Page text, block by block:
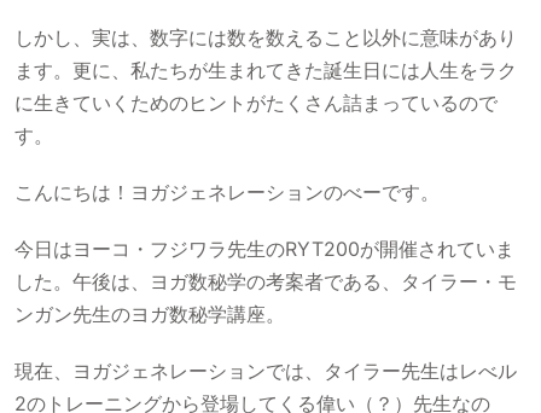
しかし、実は、数字には数を数えること以外に意味があり
ます。更に、私たちが生まれてきた誕生日には人生をラク
に生きていくためのヒントがたくさん詰まっているので
す。
こんにちは！ヨガジェネレーションのべーです。
今日はヨーコ・フジワラ先生のRYT200が開催されていま
した。午後は、ヨガ数秘学の考案者である、タイラー・モ
ンガン先生のヨガ数秘学講座。
現在、ヨガジェネレーションでは、タイラー先生はレべル
2のトレーニングから登場してくる偉い（？）先生なの